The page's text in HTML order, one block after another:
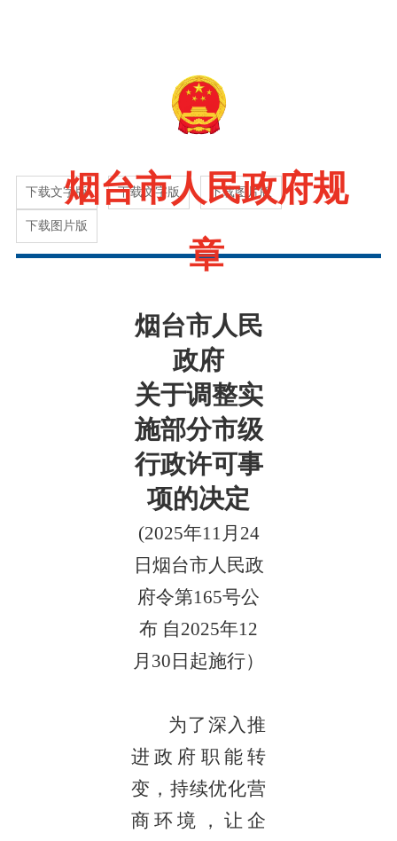
烟台市人民政府规
章
下载文字版 下载文字版 下载图片版
下载图片版
烟台市人民
政府
关于调整实
施部分市级
行政许可事
项的决定
(2025年11月24
日烟台市人民政
府令第165号公
布 自2025年12
月30日起施行）
为了深入推
进政府职能转
变，持续优化营
商环境，让企